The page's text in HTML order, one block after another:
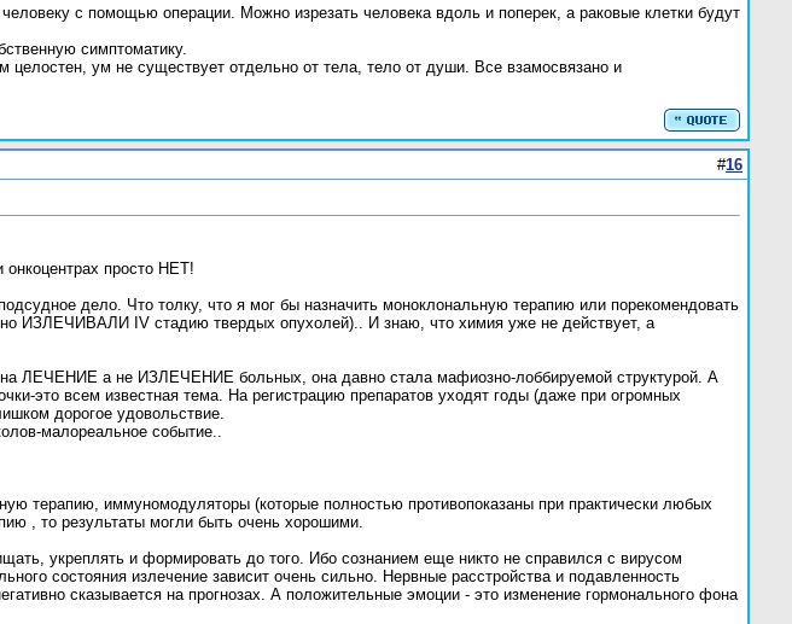
с помощью операции. Можно изрезать человека вдоль и поперек, а раковые клетки будут
симптоматику.
целостен, ум не существует отдельно от тела, тело от души. Все взамосвязано и
#16
онкоцентрах просто НЕТ!
дело. Что толку, что я мог бы назначить моноклональную терапию или порекомендовать
ИЗЛЕЧИВАЛИ IV стадию твердых опухолей).. И знаю, что химия уже не действует, а
а не ИЗЛЕЧЕНИЕ больных, она давно стала мафиозно-лоббируемой структурой. А
это всем известная тема. На регистрацию препаратов уходят годы (даже при огромных
дорогое удовольствие.
малореальное событие..
терапию, иммуномодуляторы (которые полностью противопоказаны при практически любых
, то результаты могли быть очень хорошими.
укреплять и формировать до того. Ибо сознанием еще никто не справился с вирусом
состояния излечение зависит очень сильно. Нервные расстройства и подавленность
сказывается на прогнозах. А положительные эмоции - это изменение гормонального фона